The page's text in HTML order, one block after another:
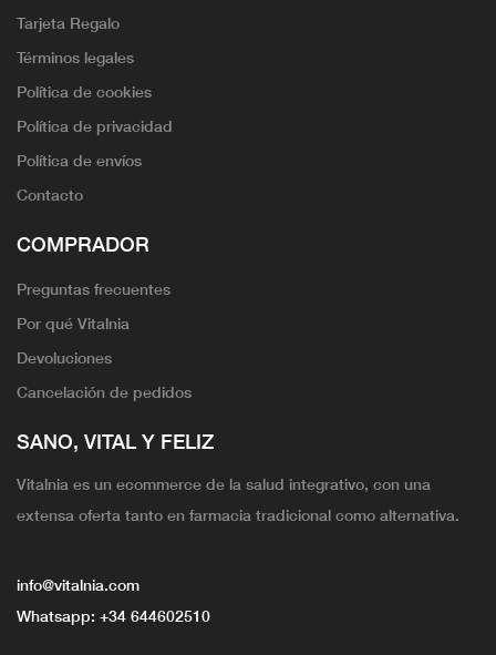
Tarjeta Regalo
Términos legales
Política de cookies
Política de privacidad
Política de envíos
Contacto
COMPRADOR
Preguntas frecuentes
Por qué Vitalnia
Devoluciones
Cancelación de pedidos
SANO, VITAL Y FELIZ
Vitalnia es un ecommerce de la salud integrativo, con una
extensa oferta tanto en farmacia tradicional como alternativa.
info@vitalnia.com
Whatsapp: +34 644602510